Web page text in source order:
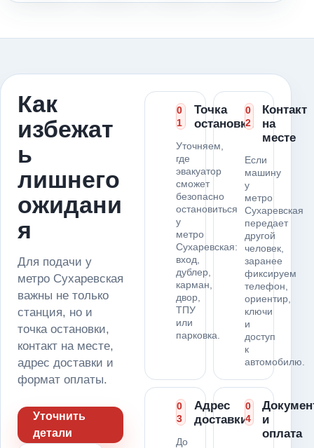
Как
избежат
ь
лишнего
ожидани
я
Для подачи у
метро Сухаревская
важны не только
станция, но и
точка остановки,
контакт на месте,
адрес доставки и
формат оплаты.
Уточнить
детали
0
1
Точка
остановки
Уточняем,
где
эвакуатор
сможет
безопасно
остановиться
у
метро
Сухаревская:
вход,
дублер,
карман,
двор,
ТПУ
или
парковка.
0
2
Контакт
на
месте
Если
машину
у
метро
Сухаревская
передает
другой
человек,
заранее
фиксируем
телефон,
ориентир,
ключи
и
доступ
к
автомобилю.
0
3
Адрес
доставки
До
0
4
и
оплата